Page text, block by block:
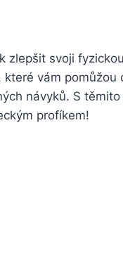
svoji
vám
návyků. S
profíkem!